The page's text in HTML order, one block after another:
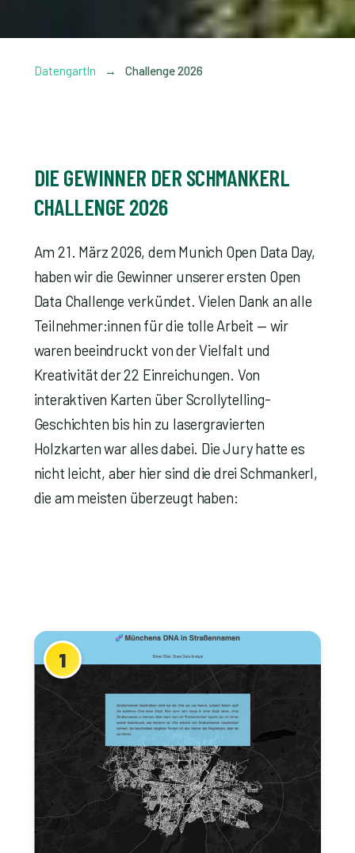
Datengartln → Challenge 2026
DIE GEWINNER DER SCHMANKERL
CHALLENGE 2026
Am 21. März 2026, dem Munich Open Data Day,
haben wir die Gewinner unserer ersten Open
Data Challenge verkündet. Vielen Dank an alle
Teilnehmer:innen für die tolle Arbeit — wir
waren beeindruckt von der Vielfalt und
Kreativität der 22 Einreichungen. Von
interaktiven Karten über Scrollytelling-
Geschichten bis hin zu lasergravierten
Holzkarten war alles dabei. Die Jury hatte es
nicht leicht, aber hier sind die drei Schmankerl,
die am meisten überzeugt haben:
1